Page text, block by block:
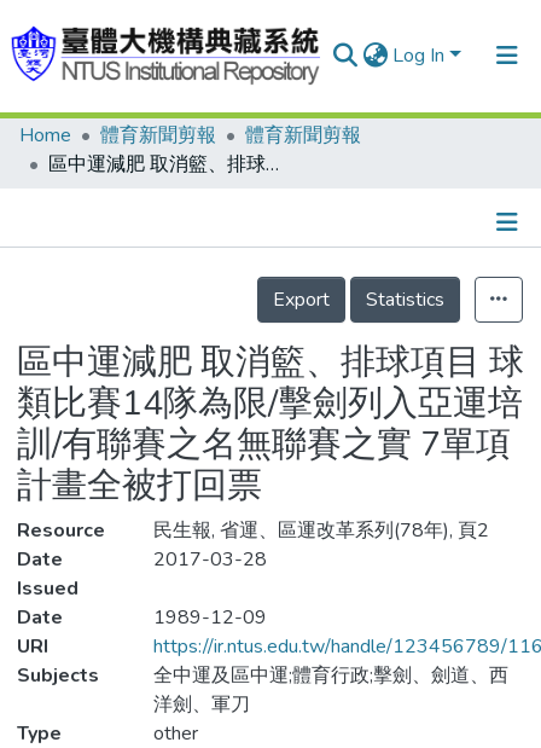
Log In
Communities & Collections
Statistics
Home 體育新聞剪報
體育新聞剪報
區中運減肥 取消籃、排球項目 球類比賽14隊為限/擊劍列入亞運培訓/有聯賽之名無聯賽之實 7單項計畫全被打回票
Details
Export
Statistics
區中運減肥 取消籃、排球項目 球
類比賽14隊為限/擊劍列入亞運培
訓/有聯賽之名無聯賽之實 7單項
計畫全被打回票
Resource
民生報, 省運、區運改革系列(78年), 頁2
Date
Issued
2017-03-28
Date
1989-12-09
URI
https://ir.ntus.edu.tw/handle/123456789/
Subjects
全中運及區中運;體育行政;擊劍、劍道、西
洋劍、軍刀
Type
other